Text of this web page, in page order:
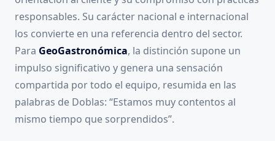
responsables. Su carácter nacional e internacional
los convierte en una referencia dentro del sector.
Para GeoGastronómica, la distinción supone un
impulso significativo y genera una sensación
compartida por todo el equipo, resumida en las
palabras de Doblas: “Estamos muy contentos al
mismo tiempo que sorprendidos”.